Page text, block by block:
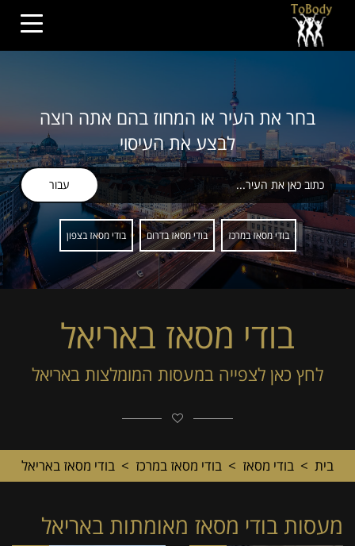
בחר את העיר או המחוז בהם אתה רוצה
לבצע את העיסוי
עבור
בודי מסאז במרכז בודי מסאז בדרום בודי מסאז בצפון
בודי מסאז באריאל
לחץ כאן לצפייה במעסות המומלצות באריאל
בית > בודי מסאז > בודי מסאז במרכז > בודי מסאז באריאל
מעסות בודי מסאז מאומתות באריאל